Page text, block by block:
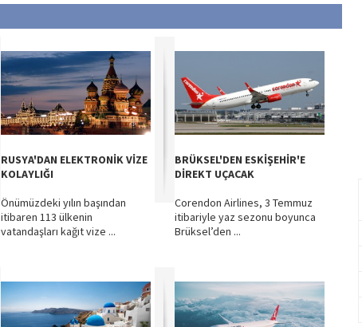
RUSYA'DAN ELEKTRONİK VİZE
KOLAYLIĞI
Önümüzdeki yılın başından
itibaren 113 ülkenin
vatandaşları kağıt vize ...
BRÜKSEL'DEN ESKİŞEHİR'E
DİREKT UÇACAK
Corendon Airlines, 3 Temmuz
itibariyle yaz sezonu boyunca
Brüksel’den ...